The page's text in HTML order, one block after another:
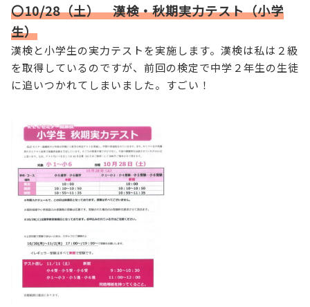
〇10/28（土） 漢検・秋期実力テスト（小学
生）
漢検と小学生の実力テストを実施します。漢検は私は２級
を取得しているのですが、前回の検定で中学２年生の生徒
に追いつかれてしまいました。すごい！